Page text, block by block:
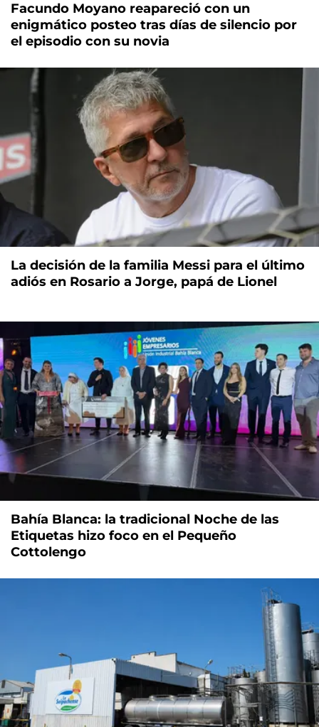
Facundo Moyano reapareció con un
enigmático posteo tras días de silencio por
el episodio con su novia
La decisión de la familia Messi para el último
adiós en Rosario a Jorge, papá de Lionel
Bahía Blanca: la tradicional Noche de las
Etiquetas hizo foco en el Pequeño
Cottolengo